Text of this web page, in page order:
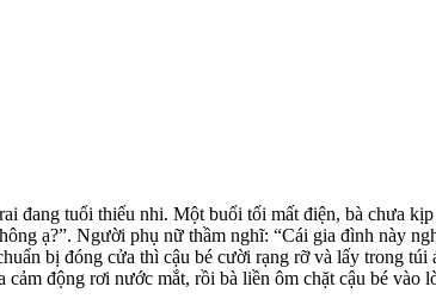
đang tuổi thiếu nhi. Một buổi tối mất điện, bà chưa
ạ?”. Người phụ nữ thầm nghĩ: “Cái gia đình này
bị đóng cửa thì cậu bé cười rạng rỡ và lấy trong túi
động rơi nước mắt, rồi bà liền ôm chặt cậu bé vào